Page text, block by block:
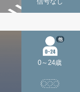
0～24歳
他